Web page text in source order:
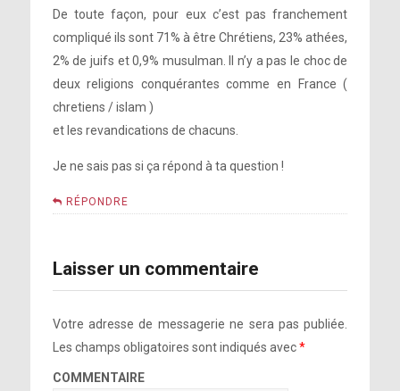
De toute façon, pour eux c’est pas franchement
compliqué ils sont 71% à être Chrétiens, 23% athées,
2% de juifs et 0,9% musulman. Il n’y a pas le choc de
deux religions conquérantes comme en France (
chretiens / islam )
et les revandications de chacuns.
Je ne sais pas si ça répond à ta question !
RÉPONDRE
Laisser un commentaire
Votre adresse de messagerie ne sera pas publiée.
Les champs obligatoires sont indiqués avec*
COMMENTAIRE